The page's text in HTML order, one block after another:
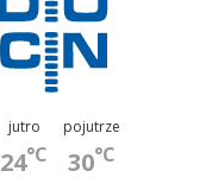
jutro
24°C
pojutrze
30°C